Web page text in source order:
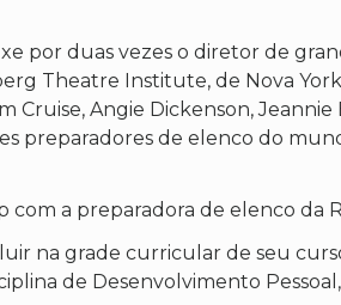
por duas vezes o diretor de
Theatre Institute, de Nova
Cruise, Angie Dickenson,
preparadores de elenco do
a preparadora de elenco da
na grade curricular de seu
de Desenvolvimento